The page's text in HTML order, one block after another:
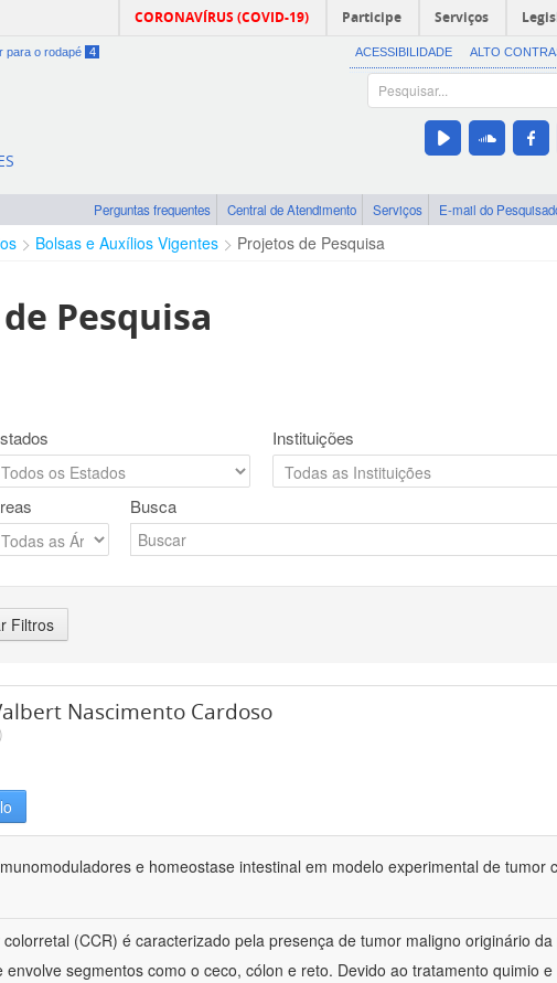
CORONAVÍRUS (COVID-19) Participe Serviços
para o rodapé 4 ACESSIBILIDADE ALTO
Perguntas frequentes Central de Atendimento Serviços E-mail do
Bolsas e Auxílios Vigentes Projetos de Pesquisa
Pesquisa
Instituições
Busca
Filtros
Nascimento Cardoso
e homeostase intestinal em modelo experimental de tumor
(CCR) é caracterizado pela presença de tumor maligno originário
envolve segmentos como o ceco, cólon e reto. Devido ao tratamento quimio